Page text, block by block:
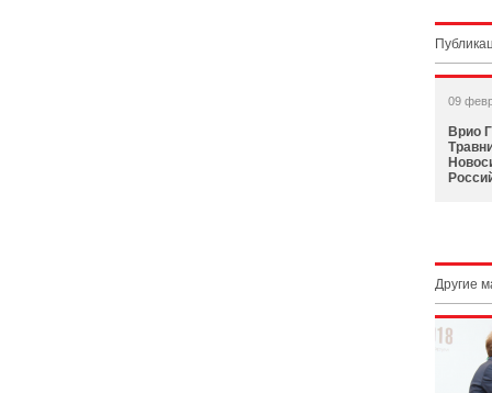
09
Врио
Другие